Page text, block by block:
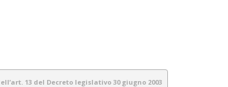
13 del Decreto legislativo 30 giugno 2003